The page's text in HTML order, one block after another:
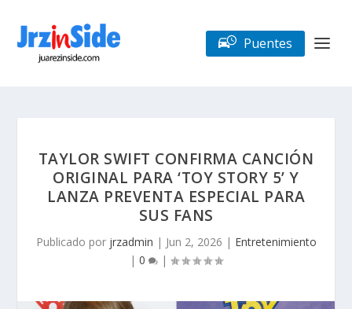
Puentes
TAYLOR SWIFT CONFIRMA CANCIÓN
ORIGINAL PARA ‘TOY STORY 5’ Y
LANZA PREVENTA ESPECIAL PARA
SUS FANS
Publicado por jrzadmin | Jun 2, 2026 | Entretenimiento
| 0 |